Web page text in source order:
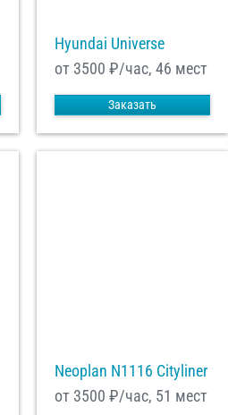
Hyundai Universe
от 3500 ₽/час, 46 мест
Заказать
Neoplan N1116 Cityliner
от 3500 ₽/час, 51 мест